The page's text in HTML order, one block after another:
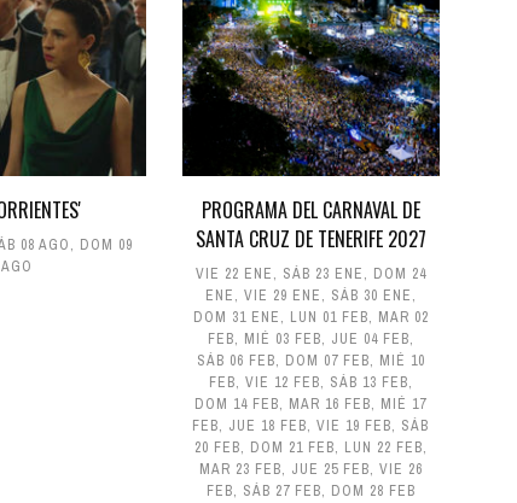
08 AGO, DOM 09
AGO
PROGRAMA DEL CARNAVAL DE
SANTA CRUZ DE TENERIFE 2027
VIE 22 ENE, SÁB 23 ENE, DOM 24
ENE, VIE 29 ENE, SÁB 30 ENE,
DOM 31 ENE, LUN 01 FEB, MAR 02
FEB, MIÉ 03 FEB, JUE 04 FEB,
SÁB 06 FEB, DOM 07 FEB, MIÉ 10
FEB, VIE 12 FEB, SÁB 13 FEB,
DOM 14 FEB, MAR 16 FEB, MIÉ 17
FEB, JUE 18 FEB,VIE 19 FEB, SÁB
20 FEB, DOM 21 FEB, LUN 22 FEB,
MAR 23 FEB, JUE 25 FEB, VIE 26
FEB, SÁB 27 FEB, DOM 28 FEB